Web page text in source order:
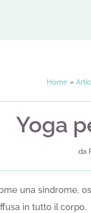
Home »
Yoga
da
una sindrome,
in tutto il corpo.